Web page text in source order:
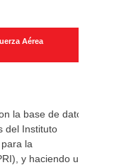
Aérea
la base de datos
del Instituto
la
y haciendo un